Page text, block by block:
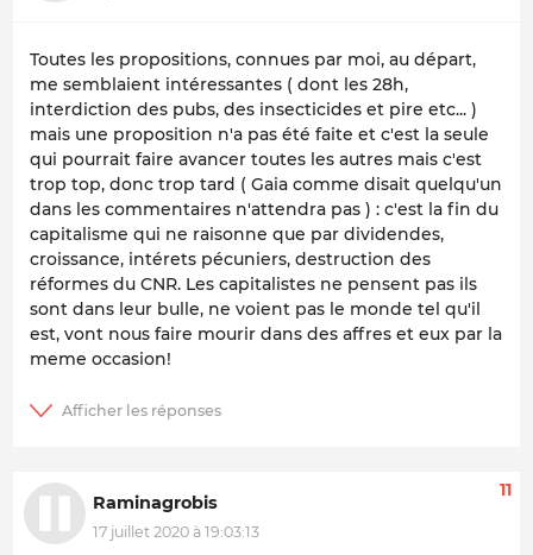
Toutes les propositions, connues par moi, au départ,
me semblaient intéressantes ( dont les 28h,
interdiction des pubs, des insecticides et pire etc... )
mais une proposition n'a pas été faite et c'est la seule
qui pourrait faire avancer toutes les autres mais c'est
trop top, donc trop tard ( Gaia comme disait quelqu'un
dans les commentaires n'attendra pas ) : c'est la fin du
capitalisme qui ne raisonne que par dividendes,
croissance, intérets pécuniers, destruction des
réformes du CNR. Les capitalistes ne pensent pas ils
sont dans leur bulle, ne voient pas le monde tel qu'il
est, vont nous faire mourir dans des affres et eux par la
meme occasion!
Raminagrobis
17 juillet 2020 à 19:03:13
11